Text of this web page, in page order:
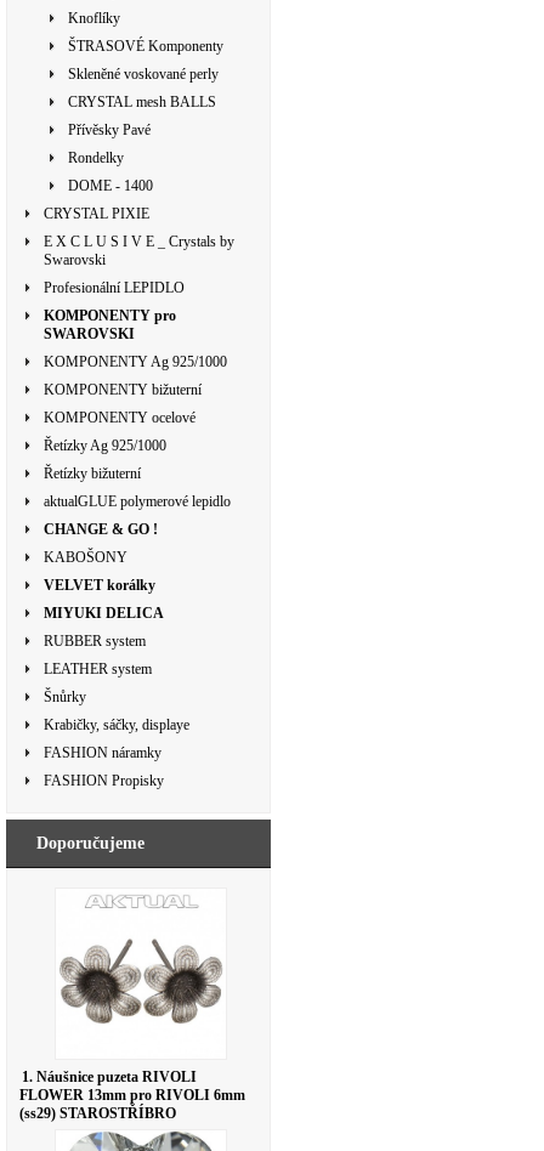
Knoflíky
ŠTRASOVÉ Komponenty
Skleněné voskované perly
CRYSTAL mesh BALLS
Přívěsky Pavé
Rondelky
DOME - 1400
CRYSTAL PIXIE
E X C L U S I V E _ Crystals by
Swarovski
Profesionální LEPIDLO
KOMPONENTY pro
SWAROVSKI
KOMPONENTY Ag 925/1000
KOMPONENTY bižuterní
KOMPONENTY ocelové
Řetízky Ag 925/1000
Řetízky bižuterní
aktualGLUE polymerové lepidlo
CHANGE & GO !
KABOŠONY
VELVET korálky
MIYUKI DELICA
RUBBER system
LEATHER system
Šnůrky
Krabičky, sáčky, displaye
FASHION náramky
FASHION Propisky
Doporučujeme
1. Náušnice puzeta RIVOLI
FLOWER 13mm pro RIVOLI 6mm
(ss29) STAROSTŘÍBRO